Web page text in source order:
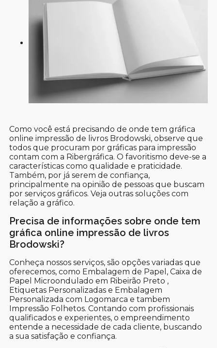
Como você está precisando de onde tem gráfica
online impressão de livros Brodowski, observe que
todos que procuram por gráficas para impressão
contam com a Ribergráfica. O favoritismo deve-se a
características como qualidade e praticidade.
Também, por já serem de confiança,
principalmente na opinião de pessoas que buscam
por serviços gráficos. Veja outras soluções com
relação a gráfico.
Precisa de informações sobre onde tem
gráfica online impressão de livros
Brodowski?
Conheça nossos serviços, são opções variadas que
oferecemos, como Embalagem de Papel, Caixa de
Papel Microondulado em Ribeirão Preto ,
Etiquetas Personalizadas e Embalagem
Personalizada com Logomarca e tambem
Impressão Folhetos. Contando com profissionais
qualificados e experientes, o empreendimento
entende a necessidade de cada cliente, buscando
a sua satisfação e confiança.